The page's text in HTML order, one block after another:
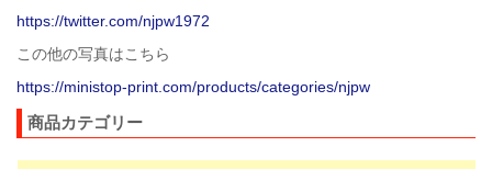
https://twitter.com/njpw1972
この他の写真はこちら
https://ministop-print.com/products/categories/njpw
商品カテゴリー